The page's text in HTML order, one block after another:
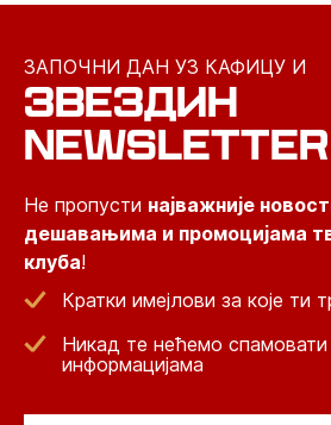
ЗАПОЧНИ ДАН УЗ КАФИЦУ И
ЗВЕЗДИН
NEWSLETTER
Не пропусти најважније
дешавањима и промоцијама
клуба!
Кратки имејлови за које ти
Никад те нећемо спамовати
информацијама